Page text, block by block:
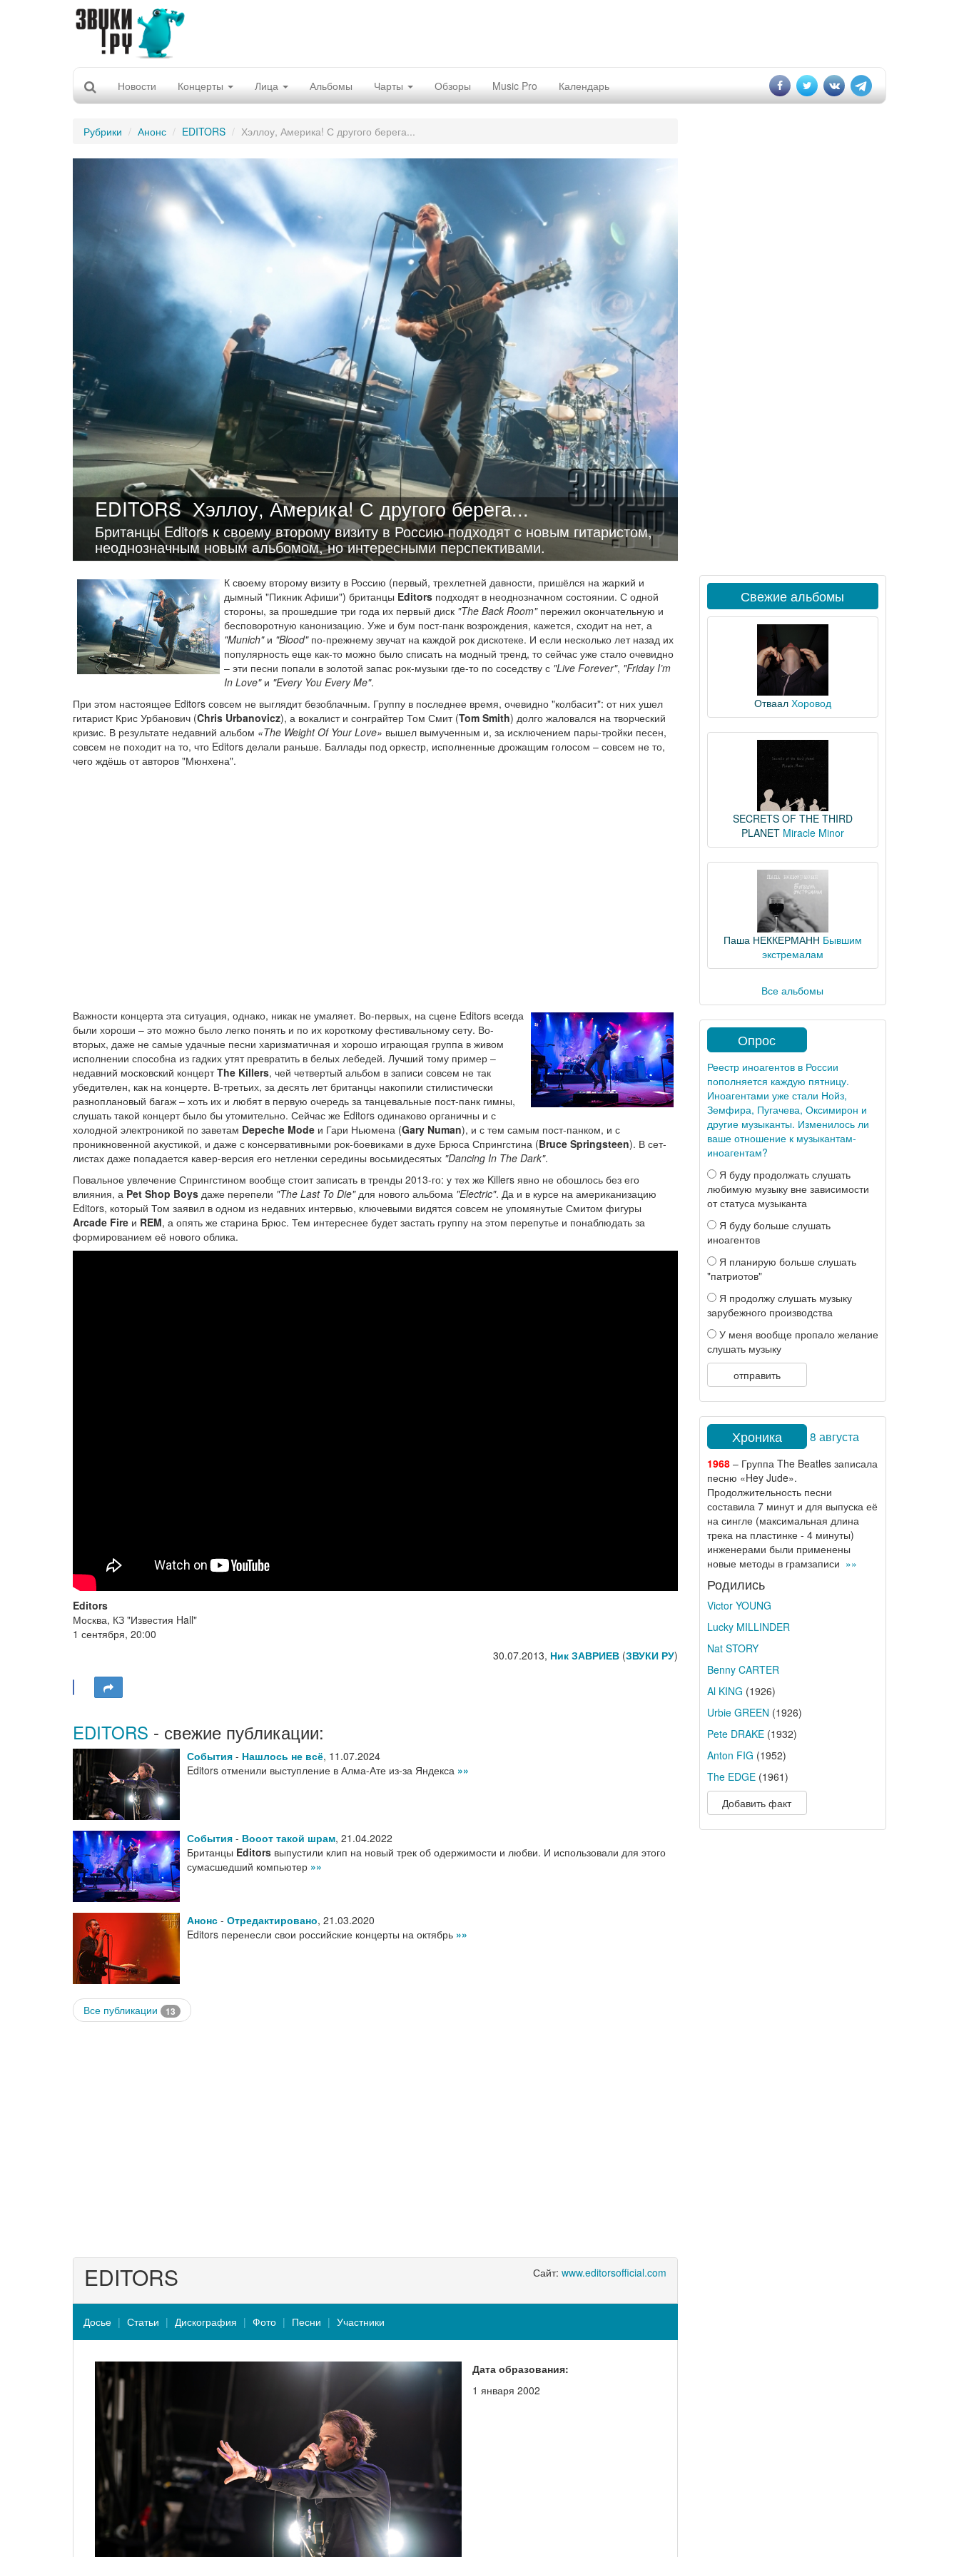
Новости Концерты Лица Альбомы Чарты Обзоры Music Pro Календарь
Рубрики Анонс EDITORS Хэллоу, Америка! С другого берега...
EDITORS Хэллоу, Америка! С другого берега...
Британцы Editors к своему второму визиту в Россию подходят c новым гитаристом,
неоднозначным новым альбомом, но интересными перспективами.
К своему второму визиту в Россию (первый, трехлетней давности, пришёлся на жаркий и
дымный "Пикник Афиши") британцы Editors подходят в неоднозначном состоянии. С одной
стороны, за прошедшие три года их первый диск "The Back Room"пережил окончательную и
бесповоротную канонизацию. Уже и бум пост-панк возрождения, кажется, сходит на нет, а
"Munich"и "Blood"по-прежнему звучат на каждой рок дискотеке. И если несколько лет назад их
популярность еще как-то можно было списать на модный тренд, то сейчас уже стало очевидно
– эти песни попали в золотой запас рок-музыки где-то по соседству с "Live Forever", "Friday I’m
In Love"и "Every You Every Me".
При этом настоящее Editors совсем не выглядит безоблачным. Группу в последнее время, очевидно "колбасит": от них ушел
гитарист Крис Урбанович (Chris Urbanovicz), а вокалист и сонграйтер Том Смит (Tom Smith) долго жаловался на творческий
кризис. В результате недавний альбом «The Weight Of Your Love» вышел вымученным и, за исключением пары-тройки песен,
совсем не походит на то, что Editors делали раньше. Баллады под оркестр, исполненные дрожащим голосом – совсем не то,
чего ждёшь от авторов "Мюнхена".
Важности концерта эта ситуация, однако, никак не умаляет. Во-первых, на сцене Editors всегда
были хороши – это можно было легко понять и по их короткому фестивальному сету. Во-
вторых, даже не самые удачные песни харизматичная и хорошо играющая группа в живом
исполнении способна из гадких утят превратить в белых лебедей. Лучший тому пример –
недавний московский концертThe Killers, чей четвертый альбом в записи совсем не так
убедителен, как на концерте. В-третьих, за десять лет британцы накопили стилистически
разноплановый багаж – хоть их и любят в первую очередь за танцевальные пост-панк гимны,
слушать такой концерт было бы утомительно. Сейчас же Editors одинаково органичны и с
холодной электроникой по заветам Depeche Mode и Гари Ньюмена (Gary Numan), и с тем самым пост-панком, и с
проникновенной акустикой, и даже с консервативными рок-боевиками в духе Брюса Спрингстина (Bruce Springsteen). В сет-
листах даже попадается кавер-версия его нетленки середины восьмидесятых "Dancing In The Dark".
Повальное увлечение Спрингстином вообще стоит записать в тренды 2013-го: у тех же Killers явно не обошлось без его
влияния, а Pet Shop Boys даже перепели "The Last To Die"для нового альбома "Electric". Да и в курсе на американизацию
Editors, который Том заявил в одном из недавних интервью, ключевыми видятся совсем не упомянутые Смитом фигуры
Arcade Fire и REM, а опять же старина Брюс. Тем интереснее будет застать группу на этом перепутье и понаблюдать за
формированием её нового облика.
Editors
Москва, КЗ "Известия Hall"
1 сентября, 20:00
30.07.2013, Ник ЗАВРИЕВ(ЗВУКИ РУ)
EDITORS - свежие публикации:
События - Нашлось не всё, 11.07.2024
Editors отменили выступление в Алма-Ате из-за Яндекса »»
События - Вооот такой шрам, 21.04.2022
Британцы Editors выпустили клип на новый трек об одержимости и любви. И использовали для этого
сумасшедший компьютер »»
Анонс - Отредактировано, 21.03.2020
Editors перенесли свои российские концерты на октябрь »»
Все публикации 13
Сайт: www.editorsofficial.com
EDITORS
Досье Статьи Дискография Фото Песни Участники
Дата образования:
1 января 2002
Свежие альбомы
Отваал Хоровод
SECRETS OF THE THIRD
PLANET Miracle Minor
Паша НЕККЕРМАНН Бывшим
экстремалам
Все альбомы
Опрос
Реестр иноагентов в России
пополняется каждую пятницу.
Иноагентами уже стали Нойз,
Земфира, Пугачева, Оксимирон и
другие музыканты. Изменилось ли
ваше отношение к музыкантам-
иноагентам?
Я буду продолжать слушать
любимую музыку вне зависимости
от статуса музыканта
Я буду больше слушать
иноагентов
Я планирую больше слушать
"патриотов"
Я продолжу слушать музыку
зарубежного производства
У меня вообще пропало желание
слушать музыку
отправить
Хроника 8 августа
1968– Группа The Beatles записала
песню «Hey Jude».
Продолжительность песни
составила 7 минут и для выпуска её
на сингле (максимальная длина
трека на пластинке - 4 минуты)
инженерами были применены
новые методы в грамзаписи »»
Родились
Victor YOUNG
Lucky MILLINDER
Nat STORY
Benny CARTER
Al KING (1926)
Urbie GREEN (1926)
Pete DRAKE(1932)
Anton FIG (1952)
The EDGE(1961)
Добавить факт